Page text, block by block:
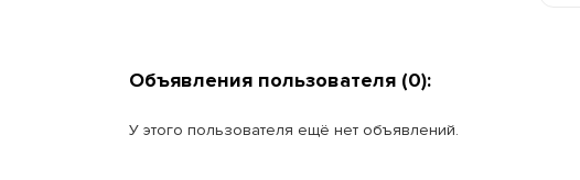
Объявления пользователя (0):
У этого пользователя ещё нет объявлений.